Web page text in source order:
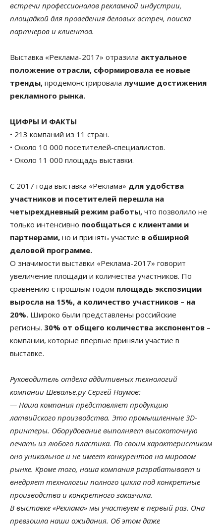
встречи профессионалов рекламной индустрии,
площадкой для проведения деловых встреч, поиска
партнеров и клиентов.
Выставка «Реклама-2017» отразила актуальное
положение отрасли, сформировала ее новые
тренды, продемонстрировала лучшие достижения
рекламного рынка.
ЦИФРЫ И ФАКТЫ
• 213 компаний из 11 стран.
• Около 10 000 посетителей-специалистов.
• Около 11 000 площадь выставки.
С 2017 года выставка «Реклама» для удобства
участников и посетителей перешла на
четырехдневный режим работы, что позволило не
только интенсивно пообщаться с клиентами и
партнерами, но и принять участие в обширной
деловой программе.
О значимости выставки «Реклама-2017» говорит
увеличение площади и количества участников. По
сравнению с прошлым годом площадь экспозиции
выросла на 15%, а количество участников – на
20%. Широко были представлены российские
регионы. 30% от общего количества экспонентов –
компании, которые впервые приняли участие в
выставке.
Руководитель отдела аддитивных технологий
компании Шевалье.ру Сергей Наумов:
— Наша компания представляет продукцию
латвийского производства. Это промышленные 3D-
принтеры. Оборудование выполняет высокоточную
печать из любого пластика. По своим характеристикам
оно уникальное и не имеет конкурентов на мировом
рынке. Кроме того, наша компания разрабатывает и
внедряет технологии полного цикла под конкретные
производства и конкретного заказчика.
В выставке «Реклама» мы участвуем в первый раз. Она
превзошла наши ожидания. Об этом даже